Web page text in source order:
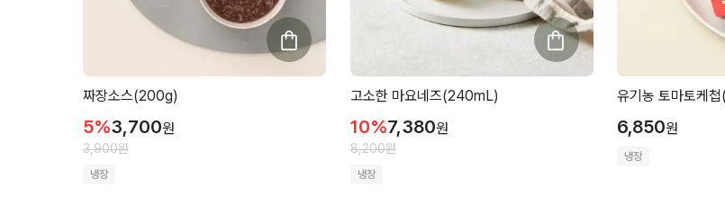
짜장소스(200g)
5%3,700원
3,900원
냉장
고소한 마요네즈(240mL)
10%7,380원
8,200원
냉장
유기농 토마토케
6,850원
냉장